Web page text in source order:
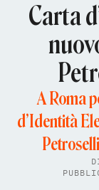
Carta
A Roma
d’Identità